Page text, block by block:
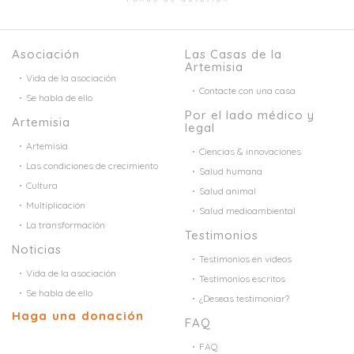
Asociación
Vida de la asociación
Se habla de ello
Artemisia
Artemisia
Las condiciones de crecimiento
Cultura
Multiplicación
La transformación
Noticias
Vida de la asociación
Se habla de ello
Haga una donación
Las Casas de la
Artemisia
Contacte con una casa
Por el lado médico y
legal
Ciencias & innovaciones
Salud humana
Salud animal
Salud medioambiental
Testimonios
Testimonios en videos
Testimonios escritos
¿Deseas testimoniar?
FAQ
FAQ